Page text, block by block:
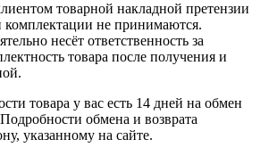
товарной накладной претензии
не принимаются.
несёт ответственность за
товара после получения и
товара у вас есть 14 дней на обмен
обмена и возврата
указанному на сайте.